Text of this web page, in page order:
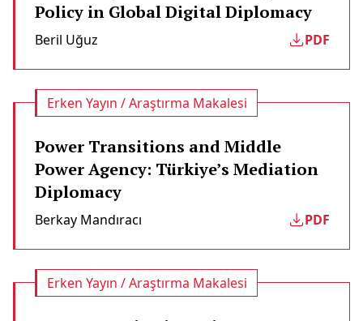
Policy in Global Digital Diplomacy
Beril Uğuz PDF
Erken Yayın / Araştırma Makalesi
Power Transitions and Middle
Power Agency: Türkiye’s Mediation
Diplomacy
Berkay Mandıracı PDF
Erken Yayın / Araştırma Makalesi